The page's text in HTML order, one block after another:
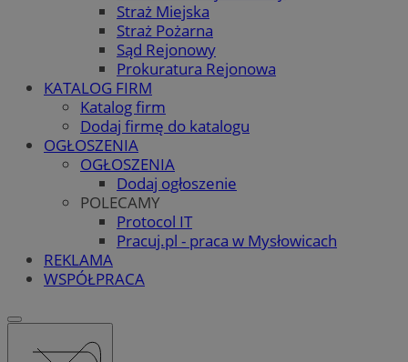
Straż Miejska
Straż Pożarna
Sąd Rejonowy
Prokuratura Rejonowa
KATALOG FIRM
Katalog firm
Dodaj firmę do katalogu
OGŁOSZENIA
OGŁOSZENIA
Dodaj ogłoszenie
POLECAMY
Protocol IT
Pracuj.pl - praca w Mysłowicach
REKLAMA
WSPÓŁPRACA